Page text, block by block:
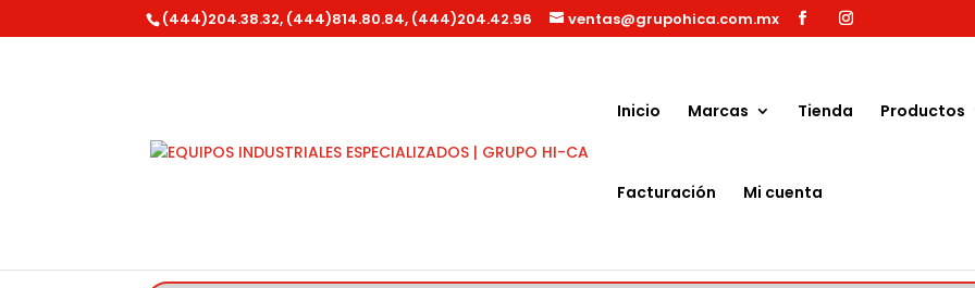
(444)204.38.32, (444)814.80.84, (444)204.42.96 ventas@grupohica.com.mx
Inicio Marcas Tienda Productos
Facturación Mi cuenta
Búsqueda